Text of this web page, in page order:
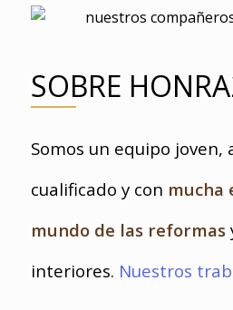
SOBRE
Somos un equipo
cualificado y con mucha
mundo de las reformas
interiores. Nuestros